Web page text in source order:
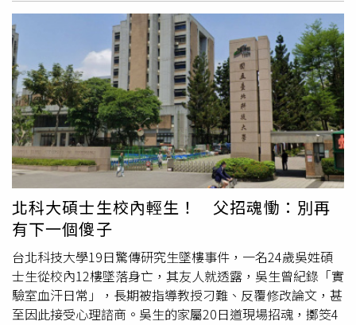
究所後才會發現，除了論文壓力外，還得面對許多檯面下的
人情文化。他提到，與教授討論論文、開會，甚至逢年過節
送禮，對不少學生而言幾乎已成默契，而到了論文口試當
天，還得替指導教授與口試委員準備茶點、飲料，「根本就
是台灣陋習」。原PO坦言，自己一開始其實很不認同這套
文化，因此選擇不配合，但後來卻頻頻遭遇教授刁難，不只
論文題目被要求一改再改，甚至還被要求重寫內容，讓他一
度很想休學。直到後來開始「照規矩來」、乖乖送禮後，情
況才稍微改善，但最後仍因壓力過大而延畢。此外，他也透
露，研究所期間幾乎無法兼職打工，因為教授經常臨時約
見，要求學生隨傳隨到；甚至有次他準時趕到教授辦公室，
卻被晾在門外站了好一陣子，教授才若無其事問一句「你找
我嗎？」讓他長期身心俱疲，「已經很久沒好好睡覺」。貼
文曝光後，立刻掀起大量研究所畢業生分享自身經驗。不少
人表示，「上研究所第一周，學長姐就會提醒這些『傳統』
不能忘」、「每堂課還要幫教授買茶水，而且都自己出
北科大碩士生校內輕生！ 父招魂慟：別再
有下一個傻子
台北科技大學19日驚傳研究生墜樓事件，一名24歲吳姓碩
士生從校內12樓墜落身亡，其友人就透露，吳生曾紀錄「實
驗室血汗日常」，長期被指導教授刁難、反覆修改論文，甚
至因此接受心理諮商。吳生的家屬20日道現場招魂，擲筊4